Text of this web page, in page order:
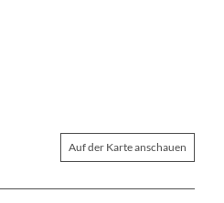
Auf der Karte anschauen